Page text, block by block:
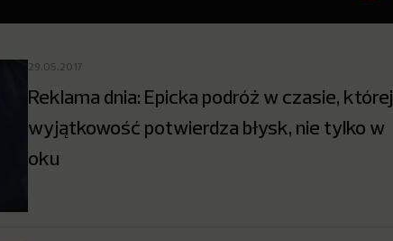
29.05.2017
Reklama dnia: Epicka podróż w czasie, której
wyjątkowość potwierdza błysk, nie tylko w
oku